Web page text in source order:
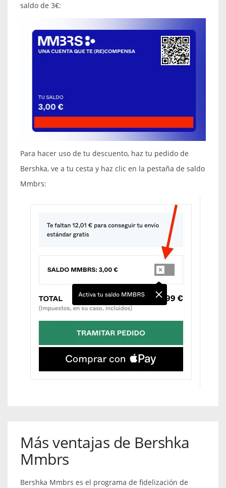
saldo de 3€:
Para hacer uso de tu descuento, haz tu pedido de
Bershka, ve a tu cesta y haz clic en la pestaña de saldo
Mmbrs:
Más ventajas de Bershka
Mmbrs
Bershka Mmbrs es el programa de fidelización de